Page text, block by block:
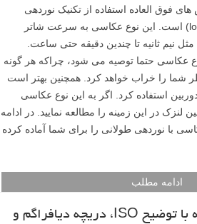
فوق العاده استفاده از تکنیک نوردهی
طولانی مدت (long exposure) است. این نوع عکاسی به سرعت شاتر
مثل نیم ثانیه تا چندین دقیقه حتی ساعت.
عکاسی حتما توصیه می شود، چراکه هر گونه
شما را خراب خواهد کرد. همچنین بهتر است
استفاده کرد. اگر به این نوع عکاسی
لنزک در این زمینه را مطالعه نمایید. در ادامه
با نوردهی طولانی را برای شما آماده کرده
ادامه مطلب
درک نوردهی – همراه با توضیح ISO، دریچه دیافراگم و